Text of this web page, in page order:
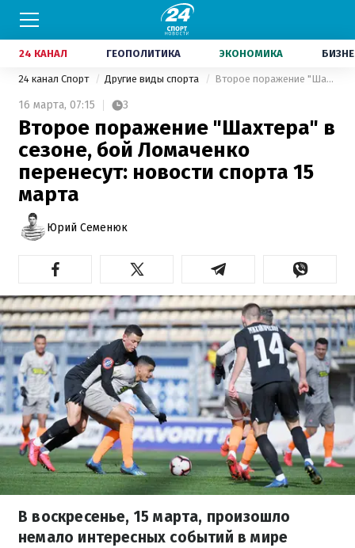
24 КАНАЛ ГЕОПОЛИТИКА ЭКОНОМИКА
24 канал Спорт Другие виды спорта Второе поражение "Шахтера" в сезоне, бой Ломаченко перенесут: новости спорта 15 марта
16 марта, 07:15 3
Второе поражение "Шахтера" в
сезоне, бой Ломаченко
перенесут: новости спорта 15
марта
Юрий Семенюк
В воскресенье, 15 марта, произошло
немало интересных событий в мире